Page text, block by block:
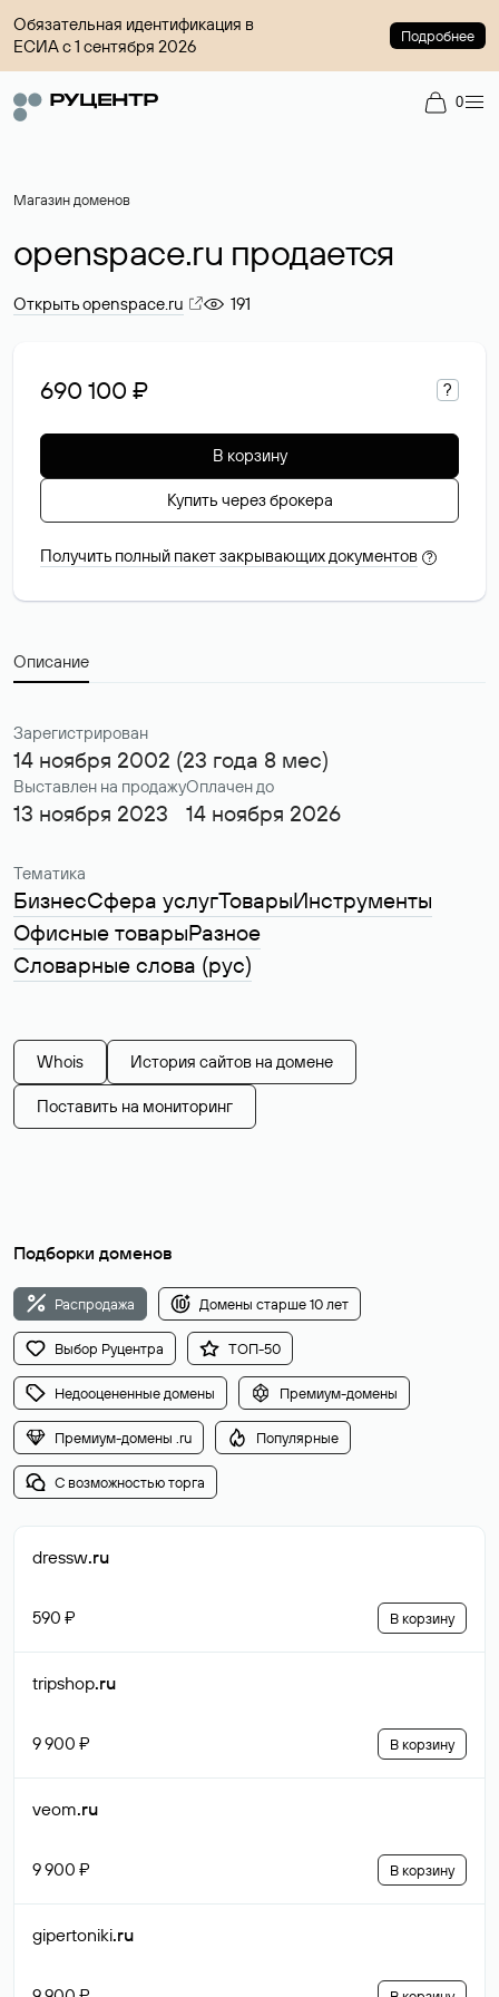
Обязательная идентификация в
ЕСИА с 1 сентября 2026
Подробнее
0
Магазин доменов
openspace.ru продается
Открыть openspace.ru 191
690 100 ₽ ?
В корзину
Купить через брокера
Получить полный пакет закрывающих документов ?
Описание
Зарегистрирован
14 ноября 2002 (23 года 8 мес)
Выставлен на продажу
13 ноября 2023
Оплачен до
14 ноября 2026
Тематика
БизнесСфера услугТоварыИнструменты
Офисные товарыРазное
Словарные слова (рус)
Whois История сайтов на домене
Поставить на мониторинг
Подборки доменов
Распродажа Домены старше 10 лет
Выбор Руцентра ТОП-50
Недооцененные домены Премиум-домены
Премиум-домены .ru Популярные
С возможностью торга
dressw.ru
590 ₽ В корзину
tripshop.ru
9 900 ₽ В корзину
veom.ru
9 900 ₽ В корзину
gipertoniki.ru